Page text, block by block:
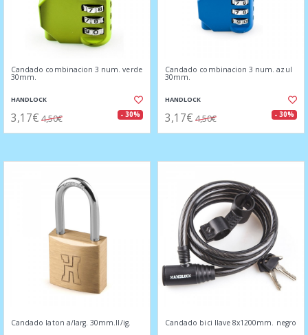
Candado combinacion 3 num. verde
30mm.
HANDLOCK
3,17€ 4,50€ - 30%
Candado combinacion 3 num. azul
30mm.
HANDLOCK
3,17€ 4,50€ - 30%
Candado laton a/larg. 30mm.ll/ig. Candado bici llave 8x1200mm. negro